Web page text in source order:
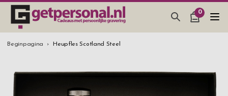
0
CADEAUS & GADGETS
Beginpagina Heupfles Scotland Steel